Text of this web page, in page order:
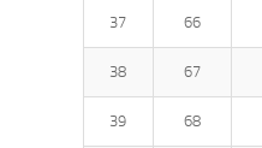
37 66
38 67
39 68